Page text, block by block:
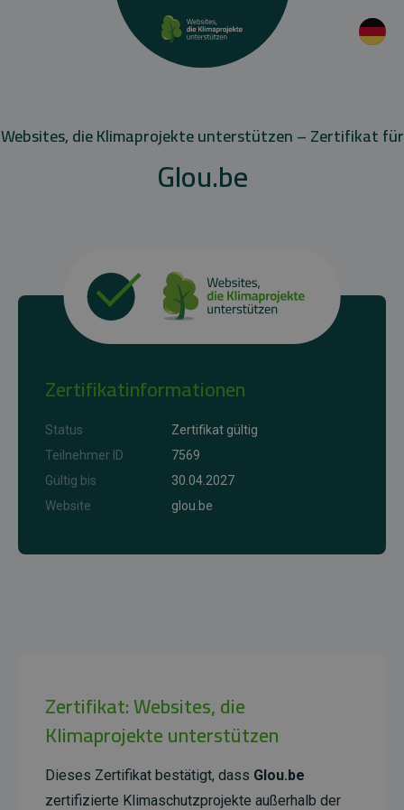
Websites, die Klimaprojekte unterstützen – Zertifikat für
Glou.be
Zertifikatinformationen
Status
Zertifikat gültig
Teilnehmer ID
7569
Gültig bis
30.04.2027
Website
glou.be
Zertifikat: Websites, die
Klimaprojekte unterstützen
Dieses Zertifikat bestätigt, dass Glou.be
zertifizierte Klimaschutzprojekte außerhalb der